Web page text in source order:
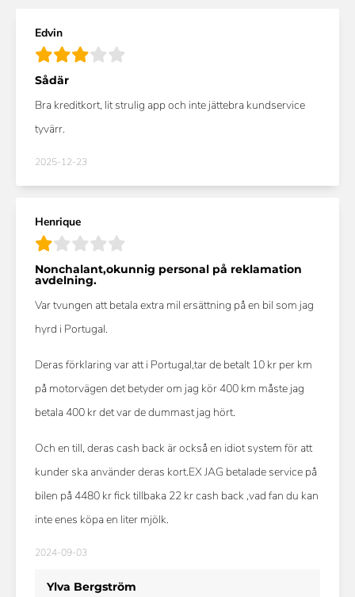
Edvin
Sådär
Bra kreditkort, lit strulig app och inte jättebra kundservice
tyvärr.
2025-12-23
Henrique
Nonchalant,okunnig personal på reklamation
avdelning.
Var tvungen att betala extra mil ersättning på en bil som jag
hyrd i Portugal.
Deras förklaring var att i Portugal,tar de betalt 10 kr per km
på motorvägen det betyder om jag kör 400 km måste jag
betala 400 kr det var de dummast jag hört.
Och en till, deras cash back är också en idiot system för att
kunder ska använder deras kort.EX JAG betalade service på
bilen på 4480 kr fick tillbaka 22 kr cash back ,vad fan du kan
inte enes köpa en liter mjölk.
2024-09-03
Ylva Bergström